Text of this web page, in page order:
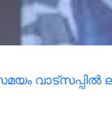
വാട്സപ്പിൽ